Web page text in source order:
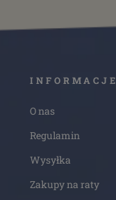
INFORMACJE
O nas
Regulamin
Wysyłka
Zakupy na raty